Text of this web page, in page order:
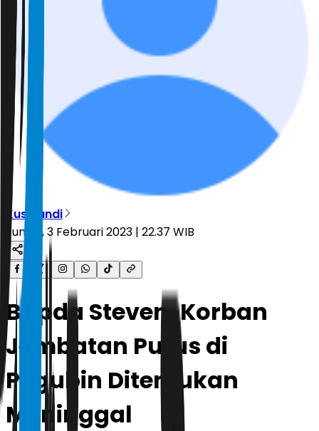
Kuswandi
Jumat, 3 Februari 2023 | 22.37 WIB
Bripda Steven, Korban
Jembatan Putus di
Pegubin Ditemukan
Meninggal